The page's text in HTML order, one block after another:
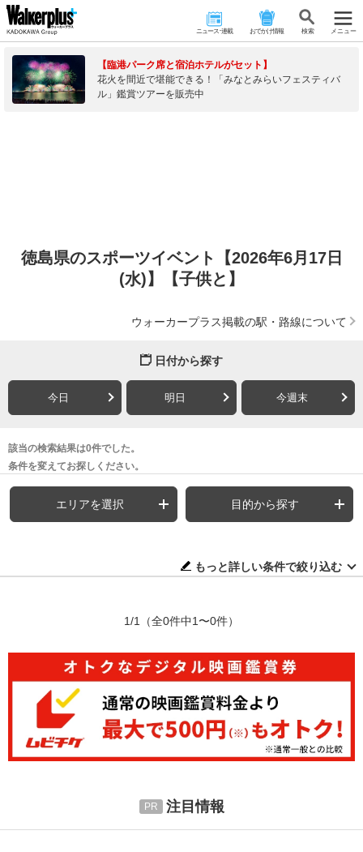
ニュース･連載 おでかけ情報 検 索 メニュー
【臨港パーク席と宿泊ホテルがセット】
花火を間近で堪能できる！「みなとみらいフェスティバ
ル」鑑賞ツアーを販売中
徳島県のスポーツイベント【2026年6月17日
(水)】【子供と】
ウォーカープラス掲載の駅・路線について
日付から探す
今日 明日 今週末
該当の検索結果は0件でした。
条件を変えてお探しください。
エリアを選択 目的から探す
もっと詳しい条件で絞り込む
1/1 （全0件中1〜0件）
注目情報